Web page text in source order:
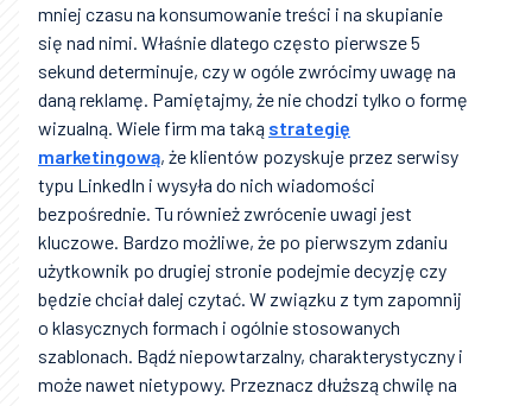
mniej czasu na konsumowanie treści i na skupianie
się nad nimi. Właśnie dlatego często pierwsze 5
sekund determinuje, czy w ogóle zwrócimy uwagę na
daną reklamę. Pamiętajmy, że nie chodzi tylko o formę
wizualną. Wiele firm ma taką strategię
marketingową, że klientów pozyskuje przez serwisy
typu LinkedIn i wysyła do nich wiadomości
bezpośrednie. Tu również zwrócenie uwagi jest
kluczowe. Bardzo możliwe, że po pierwszym zdaniu
użytkownik po drugiej stronie podejmie decyzję czy
będzie chciał dalej czytać. W związku z tym zapomnij
o klasycznych formach i ogólnie stosowanych
szablonach. Bądź niepowtarzalny, charakterystyczny i
może nawet nietypowy. Przeznacz dłuższą chwilę na